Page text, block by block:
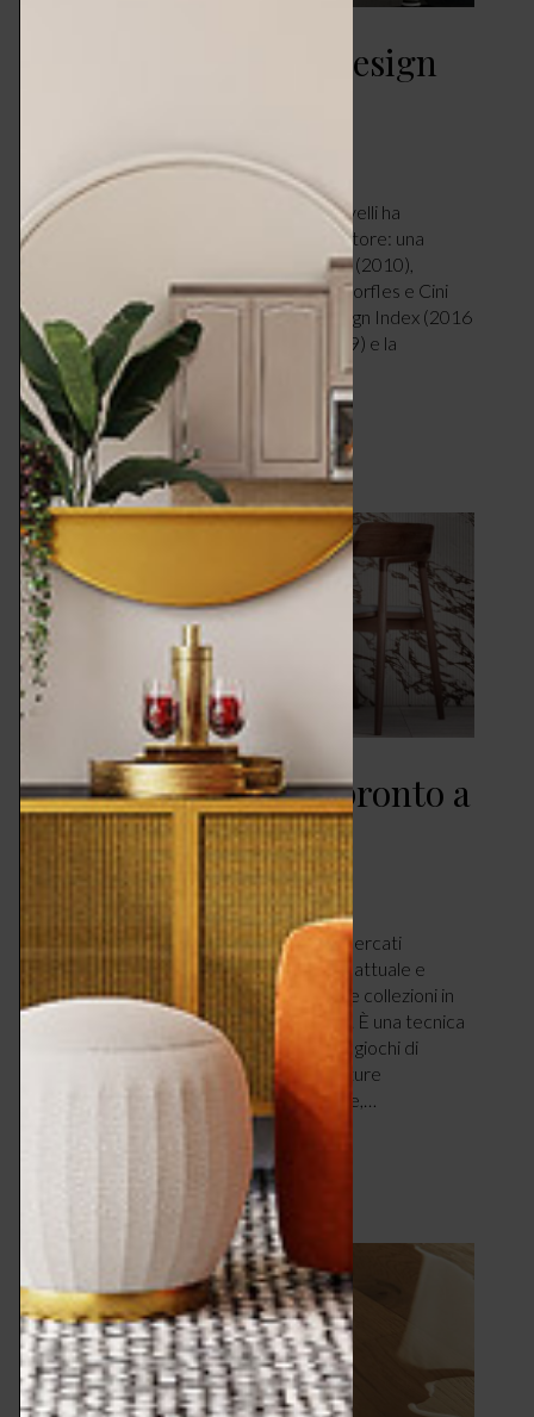
Paolo Benevelli – il design
DESIGN & TENDENZE MARZO 2, 2025
Industrial designer dal 1992, Paolo Benevelli ha
raggiunto traguardi importanti nel suo settore: una
mostra monografica in Triennale a Milano (2010),
collaborazioni con leggende come Gillo Dorfles e Cini
Boeri e prestigiosi premi tra cui ADI Design Index (2016
e 2018), Good Design Award (2018, 2019) e la
selezione per…
LEGGI ARTICOLO
Cannettato – décor pronto a
stupire
DICEMBRE 17, 2024
Dal sapore d’antan è uno dei trend più ricercati
nell’interior design contemporaneo, reso attuale e
raffinato dalle inedite interpretazioni delle collezioni in
gres porcellanato di Casalgrande Padana. È una tecnica
decorativa capace di creare scenografici giochi di
volumi, composta da una serie di scanalature
tondeggianti e regolari, a distanza regolare,…